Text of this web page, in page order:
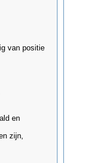
van positie
en
zijn,